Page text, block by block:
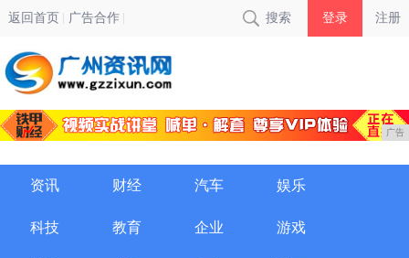
返回首页 广告合作 搜索 登录 注册
广告
资讯 财经 汽车 娱乐
科技 教育 企业 游戏